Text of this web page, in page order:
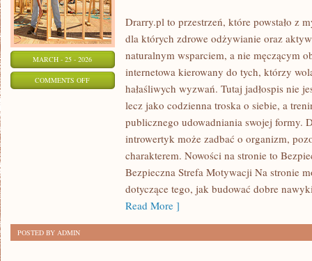
MARCH - 25 - 2026
COMMENTS OFFON
Drarry.pl to przestrzeń, które powstało z
dla których zdrowe odżywianie oraz
naturalnym wsparciem, a nie męczącym
internetowa kierowany do tych, którzy
hałaśliwych wyzwań. Tutaj jadłospis nie
lecz jako codzienna troska o siebie, a
publicznego udowadniania swojej formy.
introwertyk może zadbać o organizm,
charakterem. Nowości na stronie to
Bezpieczna Strefa Motywacji Na stronie
dotyczące tego, jak budować dobre
Read More ]
POSTED BY ADMIN